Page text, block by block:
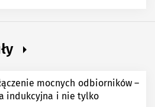
mocnych odbiorników –
indukcyjna i nie tylko